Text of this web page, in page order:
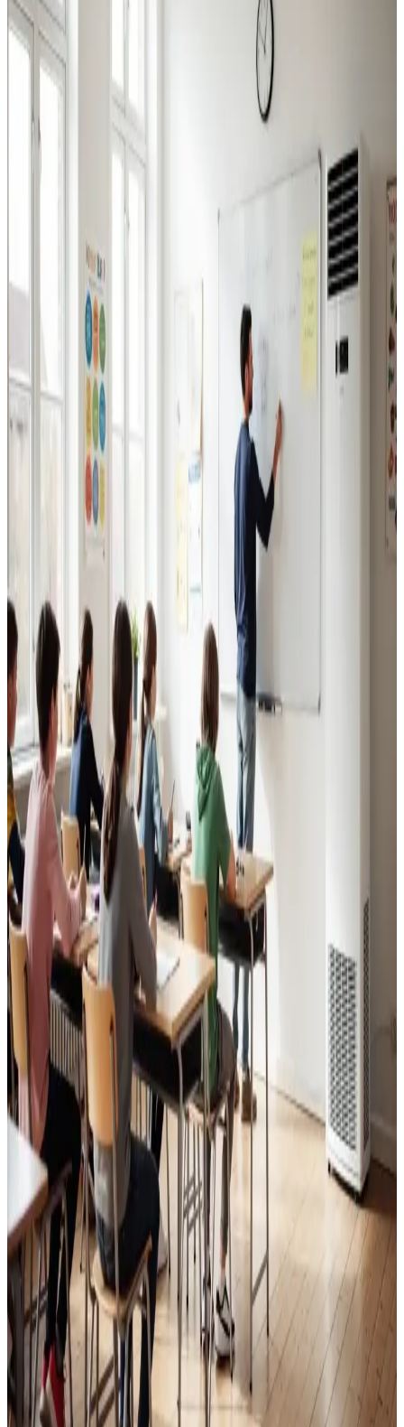
Industriventilation
Ventilation til fabrikker, haller og lagerbygninger i
Aalborg. Professionel dimensionering.
Erhvervsventilation
Kontorer, klinikker, butikker og restauranter i Aalborg.
Godt indeklima for alle.
Læs mere
Skoleventilation
Frisk luft og bedre koncentration i skoler og institutioner
i Aalborg.
Læs mere